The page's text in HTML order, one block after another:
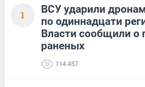
1
ВСУ ударили
по одиннадцати
Власти сообщили о
раненых
114 457